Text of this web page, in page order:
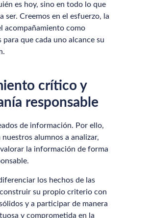
es hoy, sino en todo lo que
ser. Creemos en el esfuerzo, la
acompañamiento como
para que cada uno alcance su
crítico y
responsable
de información. Por ello,
nuestros alumnos a analizar,
la información de forma
los hechos de las
su propio criterio con
y a participar de manera
y comprometida en la